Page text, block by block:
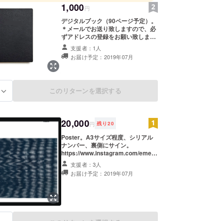
1,000円
デジタルブック（90ページ予定）。
＊メールでお送り致しますので、必
ずアドレスの登録をお願い致しま
す。支援者：1人
お届け予定：2019年07月
このリターンを選択する
20,000円 残り 20
Poster。A3サイズ程度、シリアル
ナンバー、裏側にサイン。
https://www.instagram.com/emen
0110/ 上記のサイトから作品を選ん
で頂き、タイトル名を明記してメー
ルを送ってください。 ＊黒バック無
支援者：3人
お届け予定：2019年07月